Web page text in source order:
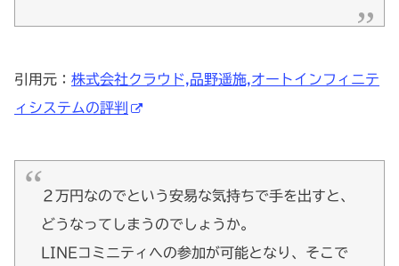
引用元： 株式会社クラウド,品野遥施,オートインフィニテ
ィシステムの評判
２万円なのでという安易な気持ちで手を出すと、
どうなってしまうのでしょうか。
LINEコミニティへの参加が可能となり、そこで